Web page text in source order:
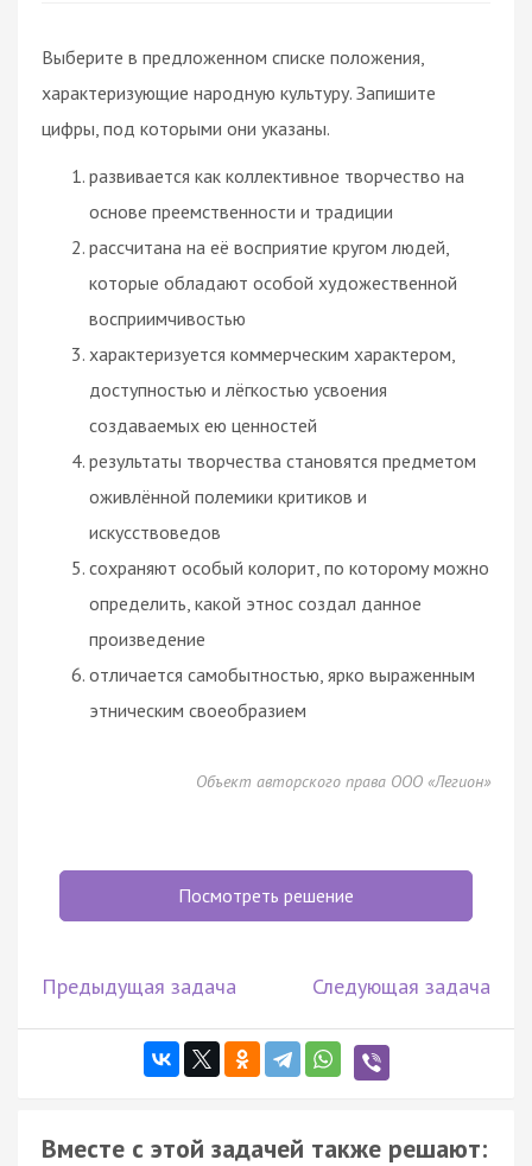
Выберите в предложенном списке положения,
характеризующие народную культуру. Запишите
цифры, под которыми они указаны.
развивается как коллективное творчество на
основе преемственности и традиции
рассчитана на её восприятие кругом людей,
которые обладают особой художественной
восприимчивостью
характеризуется коммерческим характером,
доступностью и лёгкостью усвоения
создаваемых ею ценностей
результаты творчества становятся предметом
оживлённой полемики критиков и
искусствоведов
сохраняют особый колорит, по которому можно
определить, какой этнос создал данное
произведение
отличается самобытностью, ярко выраженным
этническим своеобразием
Объект авторского права ООО «Легион»
Посмотреть решение
Предыдущая задача Следующая задача
Вместе с этой задачей также решают: